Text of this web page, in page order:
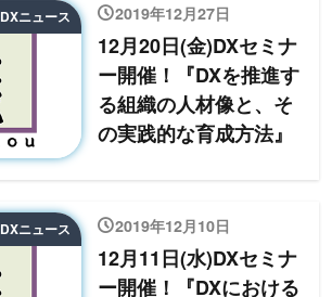
DXニュース 2019年12月27日
12月20日(金)DXセミナ
ー開催！『DXを推進す
る組織の人材像と、そ
の実践的な育成方法』
DXニュース 2019年12月10日
12月11日(水)DXセミナ
ー開催！『DXにおける